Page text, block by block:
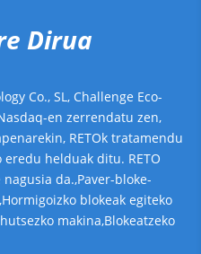
Dirua
Co., SL, Challenge Eco-
en zerrendatu zen,
RETOk tratamendu
helduak ditu. RETO
da.,Paver-bloke-
blokeak egiteko
makina,Blokeatzeko